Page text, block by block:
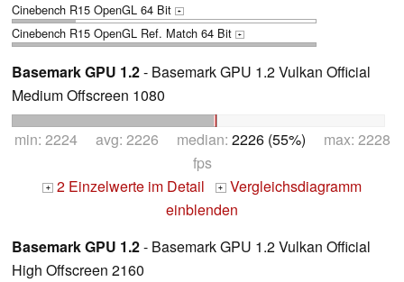
Cinebench R15 OpenGL 64 Bit +
Cinebench R15 OpenGL Ref. Match 64 Bit +
Basemark GPU 1.2- Basemark GPU 1.2 Vulkan Official
Medium Offscreen 1080
min: 2224 avg: 2226 median: 2226 (55%) max: 2228
fps
+ 2 Einzelwerte im Detail + Vergleichsdiagramm
einblenden
Basemark GPU 1.2- Basemark GPU 1.2 Vulkan Official
High Offscreen 2160